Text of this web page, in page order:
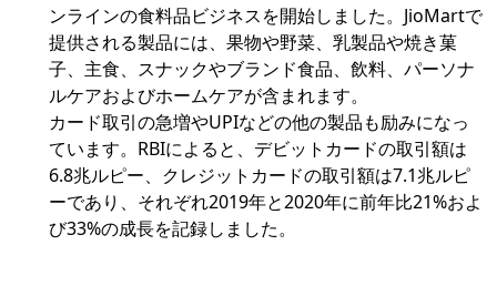
ンラインの食料品ビジネスを開始しました。JioMartで
提供される製品には、果物や野菜、乳製品や焼き菓
子、主食、スナックやブランド食品、飲料、パーソナ
ルケアおよびホームケアが含まれます。
カード取引の急増やUPIなどの他の製品も励みになっ
ています。RBIによると、デビットカードの取引額は
6.8兆ルピー、クレジットカードの取引額は7.1兆ルピ
ーであり、それぞれ2019年と2020年に前年比21%およ
び33%の成長を記録しました。